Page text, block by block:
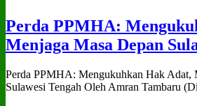
Perda PPMHA:
Menjaga Masa Depan
Perda PPMHA: Mengukuhkan Hak Adat,
Sulawesi Tengah Oleh Amran Tambaru